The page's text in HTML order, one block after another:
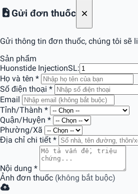
Gửi đơn thuốc
Gửi thông tin đơn thuốc, chúng tôi sẽ
Sản phẩm
Huonstide InjectionSL:
Họ và tên *
Số điện thoại *
Email
Tỉnh/Thành *
Quận/Huyện *
Phường/Xã
Địa chỉ chi tiết *
Nội dung *
Ảnh đơn thuốc (không bắt buộc)